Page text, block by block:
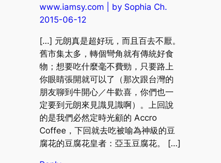
www.iamsy.com | by Sophia Ch.
2015-06-12
[…] 元朗真是超好玩，而且百去不厭。
舊市集太多，轉個彎角就有傳統好食
物；想要吃什麼毫不費勁，只要路上
你眼睛張開就可以了（那次跟台灣的
朋友聊到牛開心／牛歡喜，你們也一
定要到元朗來見識見識啊）。上回說
的是我們必然定時光顧的 Accro
Coffee，下回就去吃被喻為神級的豆
腐花的豆腐花皇者：亞玉豆腐花。 […]